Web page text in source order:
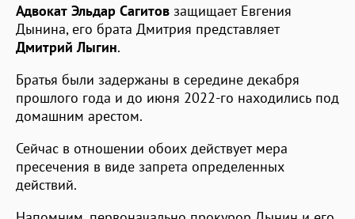
Адвокат Эльдар Сагитов защищает Евгения
Дынина, его брата Дмитрия представляет
Дмитрий Лыгин.
Братья были задержаны в середине декабря
прошлого года и до июня 2022-го находились под
домашним арестом.
Сейчас в отношении обоих действует мера
пресечения в виде запрета определенных
действий.